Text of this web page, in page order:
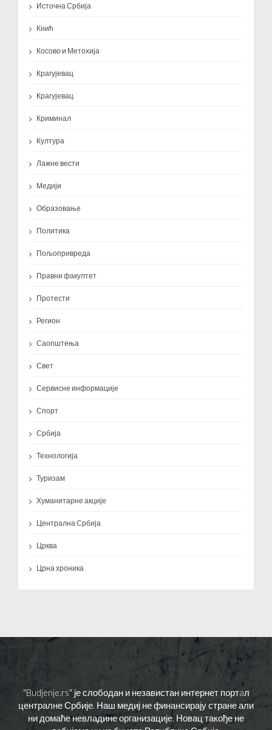
Источна Србија
Кнић
Косово и Метохија
Крагујевац
Крагујевац
Криминал
Култура
Лажне вести
Медији
Образовање
Политика
Пољопривреда
Правни факултет
Протести
Регион
Саопштења
Свет
Сервисне информације
Спорт
Србија
Технологија
Туризам
Хуманитарне акције
Централна Србија
Црква
Црна хроника
"Budjenje.rs" је слободан и независтан интернет портaл
централне Србије. Наш медиј не финансирају стране али
ни домаће невладине организације. Новац такође не